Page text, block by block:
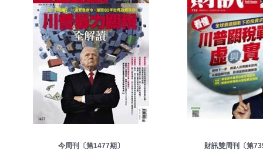
今周刊〔第1477期〕 財訊雙周刊 〔第